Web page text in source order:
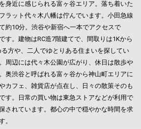
身近に感じられる富ヶ谷エリア。落ち着いた
ラット代々木八幡は佇んでいます。小田急線
約10分。渋谷や新宿へ一本でアクセスで
す。建物はRC造7階建てで、間取りは1Kから
方や、二人でゆとりある住まいを探してい
周辺には代々木公園が広がり、休日は散歩や
奥渋谷と呼ばれる富ヶ谷から神山町エリアに
カフェ、雑貨店が点在し、日々の散策そのも
す。日常の買い物は東急ストアなどが利用で
されています。都心の中で穏やかな時間を求
。